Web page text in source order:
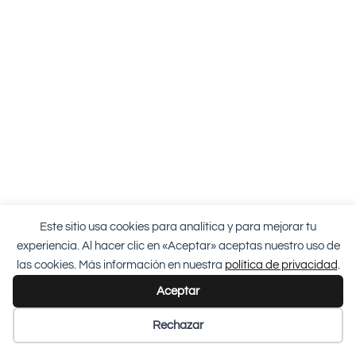
Este sitio usa cookies para analítica y para mejorar tu
experiencia. Al hacer clic en «Aceptar» aceptas nuestro uso de
las cookies. Más información en nuestra política de privacidad.
Aceptar
Rechazar